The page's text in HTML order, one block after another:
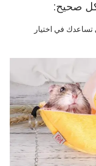
صحيح:
في اختيار